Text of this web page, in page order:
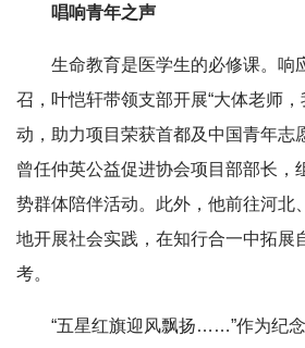
唱响青年之声
生命教育是医学生的必修课。响
召，叶恺轩带领支部开展“大体老师
动，助力项目荣获首都及中国青年志
曾任仲英公益促进协会项目部部长，
势群体陪伴活动。此外，他前往河北
地开展社会实践，在知行合一中拓展
考。
“五星红旗迎风飘扬……”作为纪